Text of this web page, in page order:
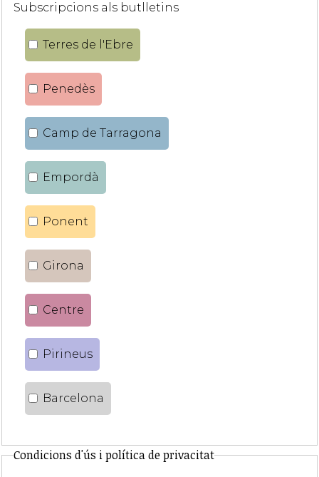
Subscripcions als butlletins
Terres de l'Ebre
Penedès
Camp de Tarragona
Empordà
Ponent
Girona
Centre
Pirineus
Barcelona
Condicions d'ús i política de privacitat